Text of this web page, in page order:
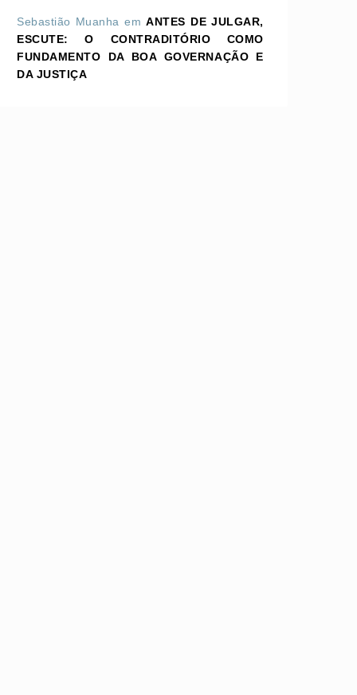
Sebastião Muanha emANTES DE JULGAR,
ESCUTE: O CONTRADITÓRIO COMO
FUNDAMENTO DA BOA GOVERNAÇÃO E
DA JUSTIÇA